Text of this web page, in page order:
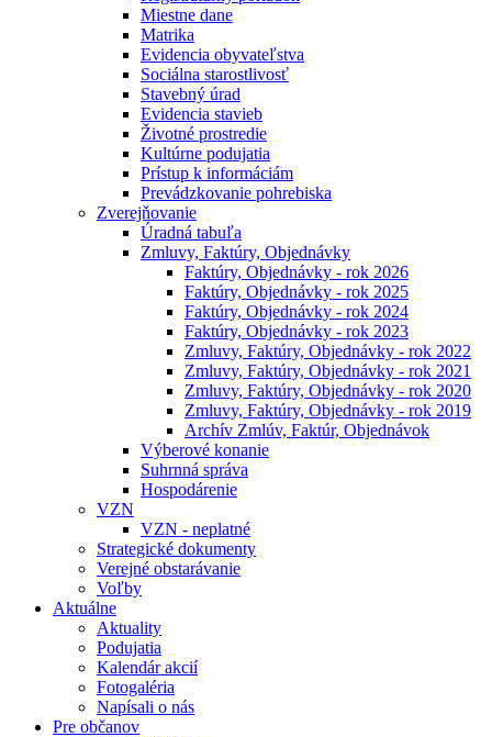
Miestne dane
Matrika
Evidencia obyvateľstva
Sociálna starostlivosť
Stavebný úrad
Evidencia stavieb
Životné prostredie
Kultúrne podujatia
Prístup k informáciám
Prevádzkovanie pohrebiska
Zverejňovanie
Úradná tabuľa
Zmluvy, Faktúry, Objednávky
Faktúry, Objednávky - rok 2026
Faktúry, Objednávky - rok 2025
Faktúry, Objednávky - rok 2024
Faktúry, Objednávky - rok 2023
Zmluvy, Faktúry, Objednávky - rok 2022
Zmluvy, Faktúry, Objednávky - rok 2021
Zmluvy, Faktúry, Objednávky - rok 2020
Zmluvy, Faktúry, Objednávky - rok 2019
Archív Zmlúv, Faktúr, Objednávok
Výberové konanie
Suhrnná správa
Hospodárenie
VZN
VZN - neplatné
Strategické dokumenty
Verejné obstarávanie
Voľby
Aktuálne
Aktuality
Podujatia
Kalendár akcií
Fotogaléria
Napísali o nás
Pre občanov